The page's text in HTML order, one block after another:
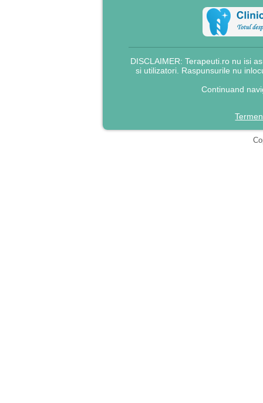
DISCLAIMER: Terapeuti.ro nu isi
si utilizatori. Raspunsurile nu
Continuand